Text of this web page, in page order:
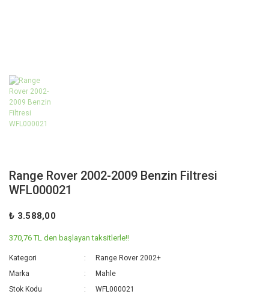
Range Rover 2002-2009 Benzin Filtresi
WFL000021
₺ 3.588,00
370,76 TL den başlayan taksitlerle!!
Kategori
Range Rover 2002+
Marka
Mahle
Stok Kodu
WFL000021